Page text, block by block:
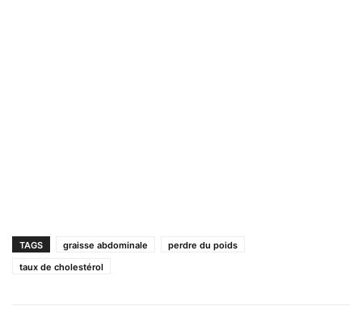
TAGS graisse abdominale
perdre du poids
taux de cholestérol